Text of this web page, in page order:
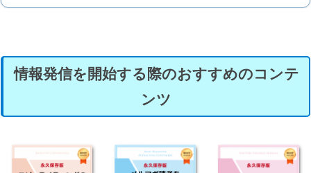
情報発信を開始する際のおすすめのコンテ
ンツ